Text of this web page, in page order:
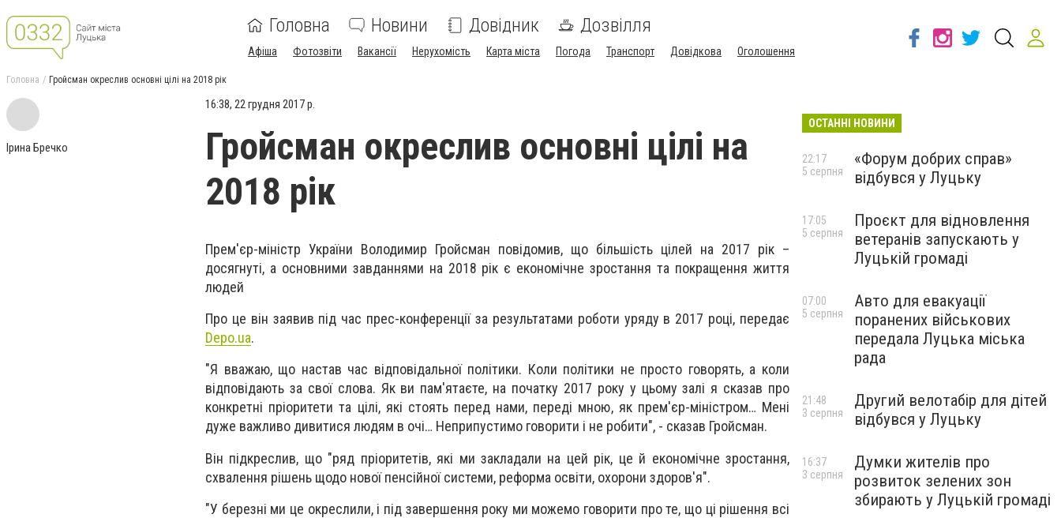
Головна Новини Довідник Дозвілля
Афіша Фотозвіти Вакансії Нерухомість Карта міста Погода Транспорт Довідкова Оголошення
Головна Гройсман окреслив основні цілі на 2018 рік
Ірина Бречко
16:38, 22 грудня 2017 р.
Гройсман окреслив основні цілі на
2018 рік
Прем'єр-міністр України Володимир Гройсман повідомив, що більшість цілей на 2017 рік –
досягнуті, а основними завданнями на 2018 рік є економічне зростання та покращення життя
людей
Про це він заявив під час прес-конференції за результатами роботи уряду в 2017 році, передає
Depo.ua.
"Я вважаю, що настав час відповідальної політики. Коли політики не просто говорять, а коли
відповідають за свої слова. Як ви пам'ятаєте, на початку 2017 року у цьому залі я сказав про
конкретні пріоритети та цілі, які стоять перед нами, переді мною, як прем'єр-міністром… Мені
дуже важливо дивитися людям в очі… Неприпустимо говорити і не робити", - сказав Гройсман.
Він підкреслив, що "ряд пріоритетів, які ми закладали на цей рік, це й економічне зростання,
схвалення рішень щодо нової пенсійної системи, реформа освіти, охорони здоров'я".
"У березні ми це окреслили, і під завершення року ми можемо говорити про те, що ці рішення всі
ОСТАННІ НОВИНИ
«Форум добрих справ»
відбувся у Луцьку
22:17
5 серпня
Проєкт для відновлення
ветеранів запускають у
Луцькій громаді
17:05
5 серпня
Авто для евакуації
поранених військових
передала Луцька міська
рада
07:00
5 серпня
Другий велотабір для дітей
відбувся у Луцьку
21:48
3 серпня
Думки жителів про
розвиток зелених зон
збирають у Луцькій громаді
16:37
3 серпня